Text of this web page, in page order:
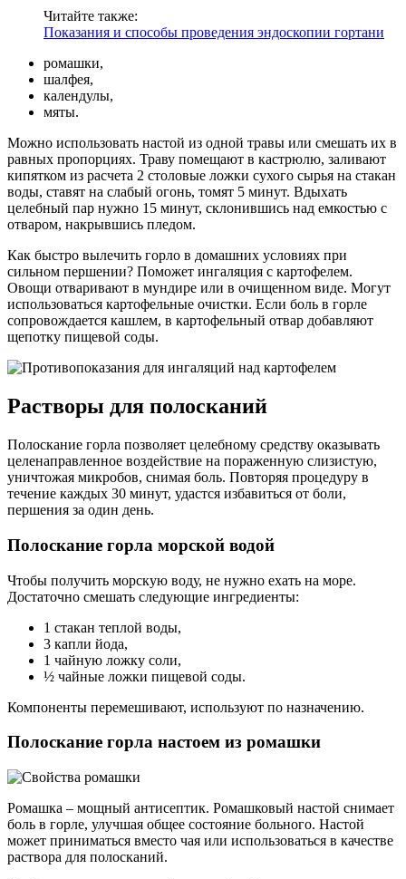
Читайте также:
Показания и способы проведения эндоскопии гортани
ромашки,
шалфея,
календулы,
мяты.
Можно использовать настой из одной травы или смешать их в
равных пропорциях. Траву помещают в кастрюлю, заливают
кипятком из расчета 2 столовые ложки сухого сырья на стакан
воды, ставят на слабый огонь, томят 5 минут. Вдыхать
целебный пар нужно 15 минут, склонившись над емкостью с
отваром, накрывшись пледом.
Как быстро вылечить горло в домашних условиях при
сильном першении? Поможет ингаляция с картофелем.
Овощи отваривают в мундире или в очищенном виде. Могут
использоваться картофельные очистки. Если боль в горле
сопровождается кашлем, в картофельный отвар добавляют
щепотку пищевой соды.
Растворы для полосканий
Полоскание горла позволяет целебному средству оказывать
целенаправленное воздействие на пораженную слизистую,
уничтожая микробов, снимая боль. Повторяя процедуру в
течение каждых 30 минут, удастся избавиться от боли,
першения за один день.
Полоскание горла морской водой
Чтобы получить морскую воду, не нужно ехать на море.
Достаточно смешать следующие ингредиенты:
1 стакан теплой воды,
3 капли йода,
1 чайную ложку соли,
½ чайные ложки пищевой соды.
Компоненты перемешивают, используют по назначению.
Полоскание горла настоем из ромашки
Ромашка – мощный антисептик. Ромашковый настой снимает
боль в горле, улучшая общее состояние больного. Настой
может приниматься вместо чая или использоваться в качестве
раствора для полосканий.